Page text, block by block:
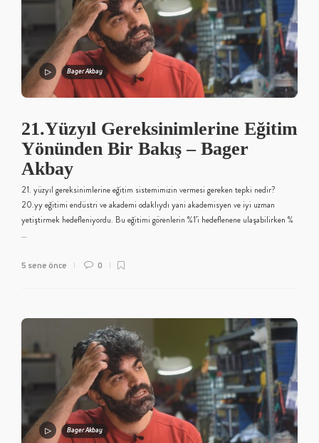
Bager Akbay
21.Yüzyıl Gereksinimlerine Eğitim
Yönünden Bir Bakış – Bager
Akbay
21. yüzyıl gereksinimlerine eğitim sistemimizin vermesi gereken tepki nedir?
20.yy eğitimi endüstri ve akademi odaklıydı yani akademisyen ve iyi uzman
yetiştirmek hedefleniyordu. Bu eğitimi görenlerin %1’i hedeflenene ulaşabilirken %
…
5 sene önce 0
Bager Akbay